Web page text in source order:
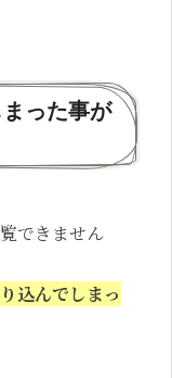
った事が
できません
込んでしまっ